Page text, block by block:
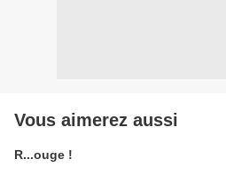
Vous aimerez aussi
R...ouge !